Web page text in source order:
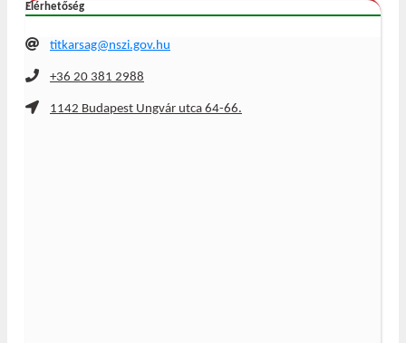
Elérhetőség
titkarsag@nszi.gov.hu
+36 20 381 2988
1142 Budapest Ungvár utca 64-66.